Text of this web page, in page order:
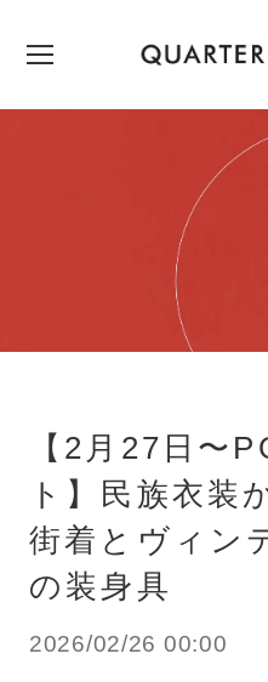
【2月27日〜
ト】民族衣装
街着とヴィン
の装身具
2026/02/26 00:00